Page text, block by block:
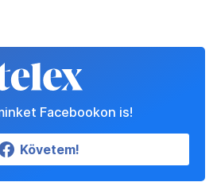
Facebookon is!
Követem!